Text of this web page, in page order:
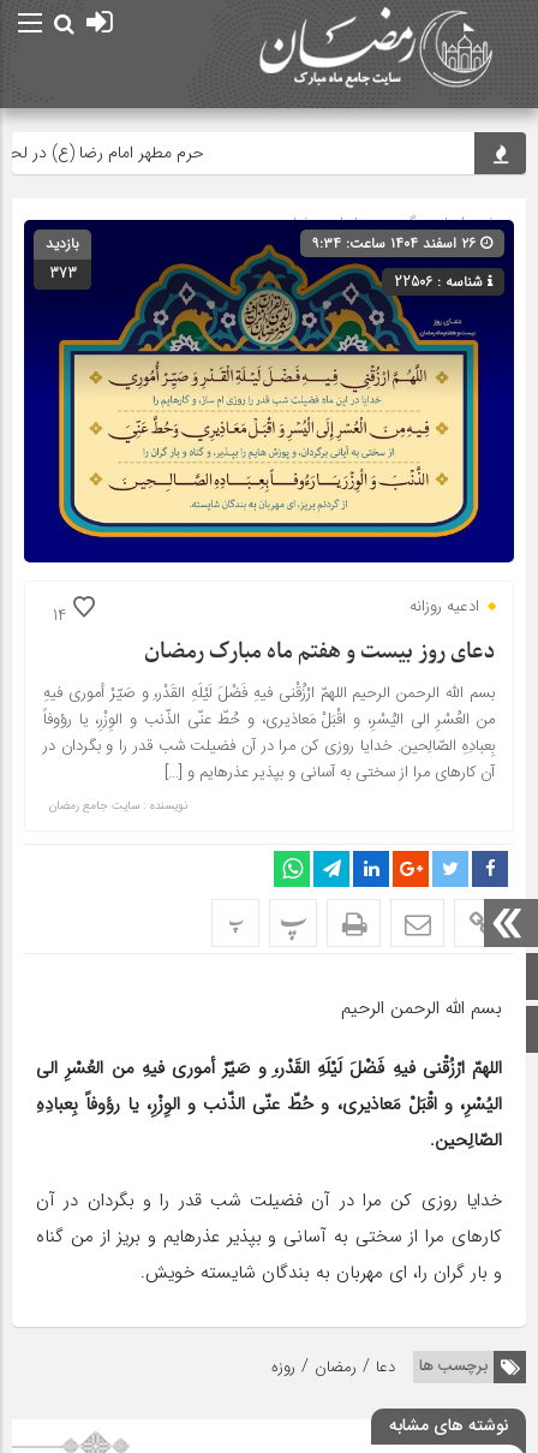
حرم مطهر امام رضا (ع) در لحظه
صفحه اصلی» گروه »دعاهای رمضان
شناسه : 22506
بازدید
373
14 ادعیه روزانه
دعای روز بیست و هفتم ماه مبارک رمضان
بسم الله الرحمن الرحیم اللهمّ ارْزُقْنی فیهِ فَضْلَ لَیْلَهِ القَدْر،ِ و صَیّرْ أموری فیهِ
من العُسْرِ الی الیُسْرِ، و اقْبَلْ مَعاذیری، و حُطّ عنّی الذّنب و الوِزْرِ، یا رؤوفاً
بِعبادِهِ الصّالِحین. خدایا روزی کن مرا در آن فضیلت شب قدر را و بگردان در
آن کارهای مرا از سختی به آسانی و بپذیر عذرهایم و […]
نویسنده : سایت جامع رمضان
پ پ
بسم الله الرحمن الرحیم
اللهمّ ارْزُقْنی فیهِ فَضْلَ لَیْلَهِ القَدْر،ِ و صَیّرْ أموری فیهِ من العُسْرِ الی
الیُسْرِ، و اقْبَلْ مَعاذیری، و حُطّ عنّی الذّنب و الوِزْرِ، یا رؤوفاً بِعبادِهِ
الصّالِحین.
خدایا روزی کن مرا در آن فضیلت شب قدر را و بگردان در آن
کارهای مرا از سختی به آسانی و بپذیر عذرهایم و بریز از من گناه
و بار گران را، ای مهربان به بندگان شایسته خویش.
برچسب ها دعا / رمضان / روزه
نوشته های مشابه